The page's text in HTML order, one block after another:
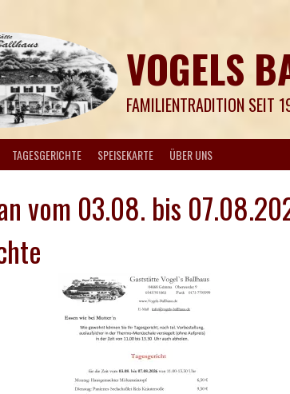
VOGELS
FAMILIENTRADITION SEIT
TAGESGERICHTE SPEISEKARTE ÜBER UNS
vom 03.08. bis